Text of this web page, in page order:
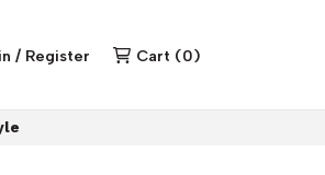
/ Register Cart (0)